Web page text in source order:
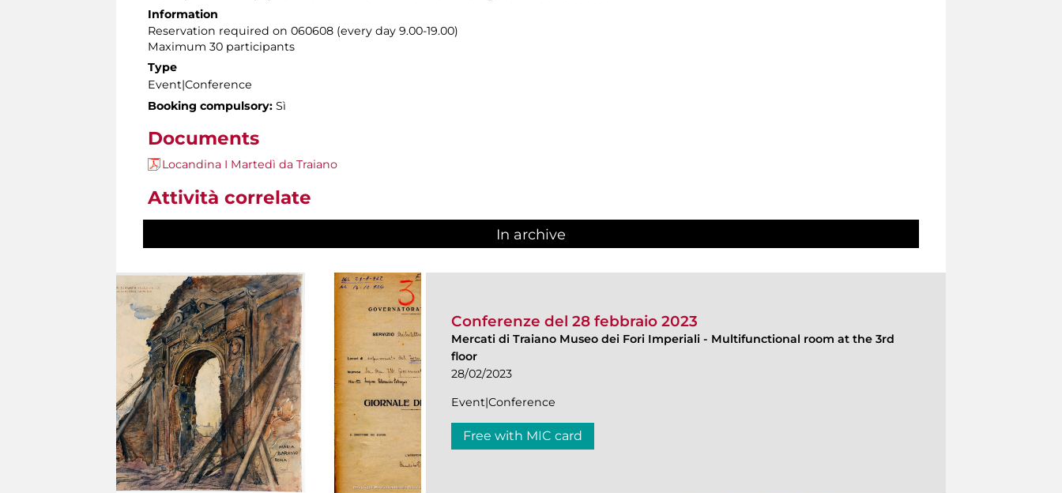
Information
Reservation required on 060608 (every day 9.00-19.00)
Maximum 30 participants
Type
Event|Conference
Booking compulsory: Sì
Documents
Locandina I Martedì da Traiano
Attività correlate
In archive
Conferenze del 28 febbraio 2023
Mercati di Traiano Museo dei Fori Imperiali - Multifunctional room at the 3rd
floor
28/02/2023
Event|Conference
Free with MIC card